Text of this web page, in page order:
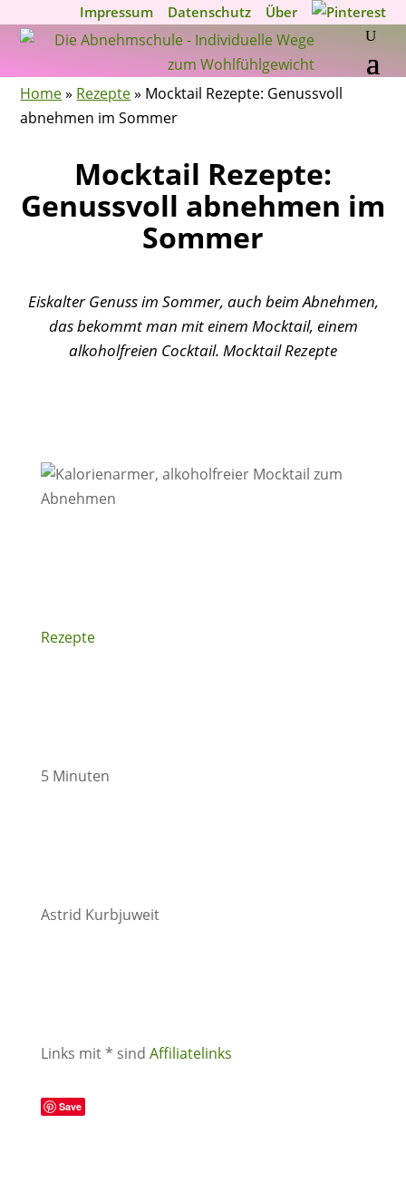
Impressum Datenschutz Über
Home» Rezepte» Mocktail Rezepte: Genussvoll
abnehmen im Sommer
Mocktail Rezepte:
Genussvoll abnehmen im
Sommer
Eiskalter Genuss im Sommer, auch beim Abnehmen,
das bekommt man mit einem Mocktail, einem
alkoholfreien Cocktail. Mocktail Rezepte
Rezepte
5 Minuten
Astrid Kurbjuweit
Links mit * sind Affiliatelinks
Save